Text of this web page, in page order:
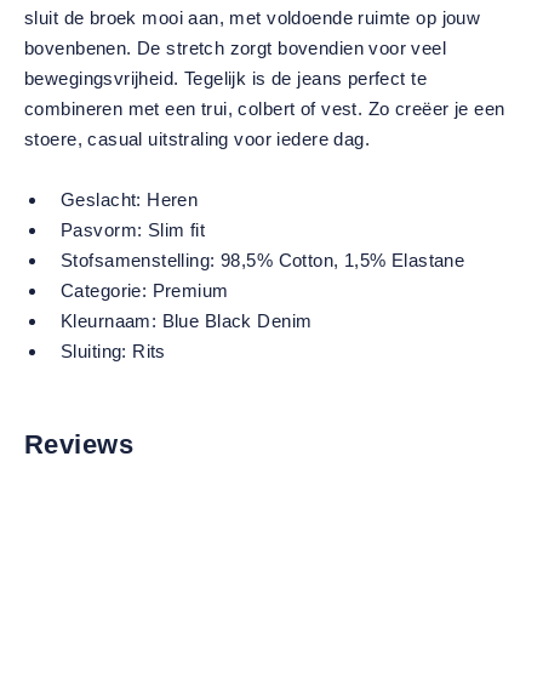
sluit de broek mooi aan, met voldoende ruimte op jouw
bovenbenen. De stretch zorgt bovendien voor veel
bewegingsvrijheid. Tegelijk is de jeans perfect te
combineren met een trui, colbert of vest. Zo creëer je een
stoere, casual uitstraling voor iedere dag.
Geslacht: Heren
Pasvorm: Slim fit
Stofsamenstelling: 98,5% Cotton, 1,5% Elastane
Categorie: Premium
Kleurnaam: Blue Black Denim
Sluiting: Rits
Reviews